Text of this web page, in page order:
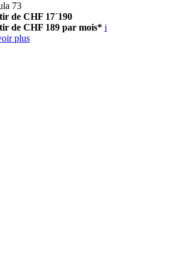
73
de CHF 17´190
de CHF 189 par mois* i
plus